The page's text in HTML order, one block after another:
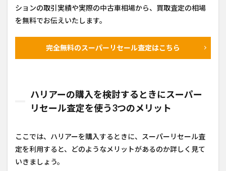
ションの取引実績や実際の中古車相場から、買取査定の相場
を無料でお伝えいたします。
完全無料のスーパーリセール査定はこちら
ハリアーの購入を検討するときにスーパー
リセール査定を使う3つのメリット
ここでは、ハリアーを購入するときに、スーパーリセール査
定を利用すると、どのようなメリットがあるのか詳しく見て
いきましょう。